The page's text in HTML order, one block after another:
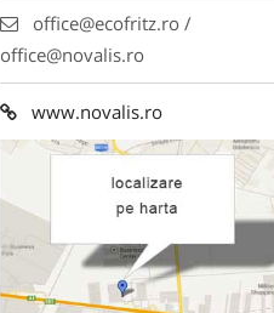
office@ecofritz.ro /
office@novalis.ro
www.novalis.ro